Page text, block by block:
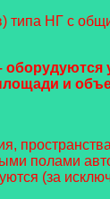
типа НГ с
оборудуются
и
полами
(за